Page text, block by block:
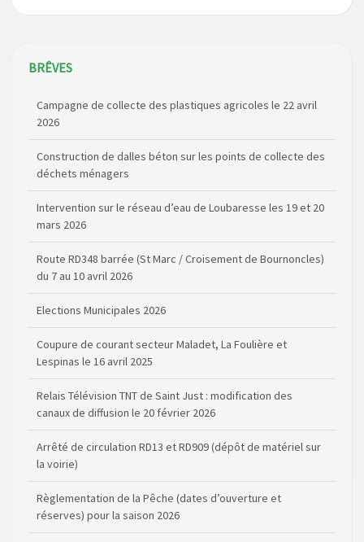
BRÊVES
2026
Construction de dalles béton sur les points de collecte des
déchets ménagers
Intervention sur le réseau d’eau de Loubaresse les 19 et 20
mars 2026
Route RD348 barrée (St Marc / Croisement de Bournoncles)
du 7 au 10 avril 2026
Elections Municipales 2026
Coupure de courant secteur Maladet, La Foulière et
Lespinas le 16 avril 2025
Relais Télévision TNT de Saint Just : modification des
canaux de diffusion le 20 février 2026
Arrêté de circulation RD13 et RD909 (dépôt de matériel sur
la voirie)
Règlementation de la Pêche (dates d’ouverture et
réserves) pour la saison 2026
Règlement communal de l’eau